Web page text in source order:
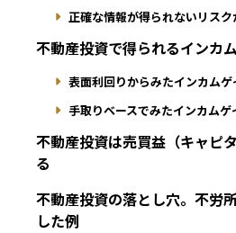
正確な情報が得られないリスク
不動産投資で得られるインカ
表面利回りからみたインカムゲ
手取りベースでみたインカムゲ
不動産投資は売買益（キャピ
る
不動産投資の落とし穴。不労
した例